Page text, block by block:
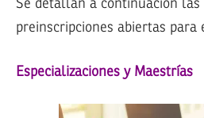
Se detallan a continuación las
preinscripciones abiertas para
Especializaciones y Maestrías